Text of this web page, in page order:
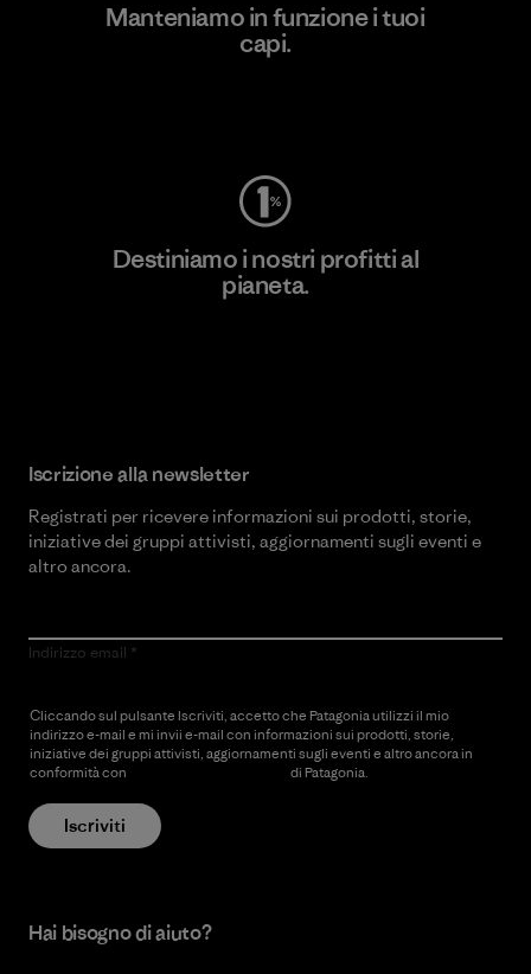
Manteniamo in funzione i tuoi
capi.
Destiniamo i nostri profitti al
pianeta.
Iscrizione alla newsletter
Registrati per ricevere informazioni sui prodotti, storie,
iniziative dei gruppi attivisti, aggiornamenti sugli eventi e
altro ancora.
Indirizzo email
Cliccando sul pulsante Iscriviti, accetto che Patagonia utilizzi il mio
indirizzo e-mail e mi invii e-mail con informazioni sui prodotti, storie,
iniziative dei gruppi attivisti, aggiornamenti sugli eventi e altro ancora in
conformità con
di Patagonia.
Iscriviti
Hai bisogno di aiuto?